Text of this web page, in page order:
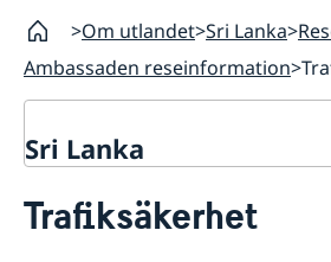
Om utlandet Sri Lanka
Ambassaden reseinformation
Sri Lanka
Hjälp till svenskar i Sri Lanka
Trafiksäkerhet